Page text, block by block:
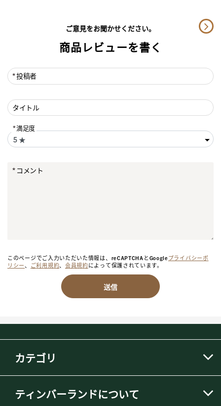
ご意見をお聞かせください。
商品レビューを書く
投稿者
タイトル
満足度
コメント
このページでご入力いただいた情報は、reCAPTCHAとGoogleプライバシーポ
リシー、 ご利用規約、 会員規約によって保護されています。
送信
カテゴリ
ティンバーランドについて